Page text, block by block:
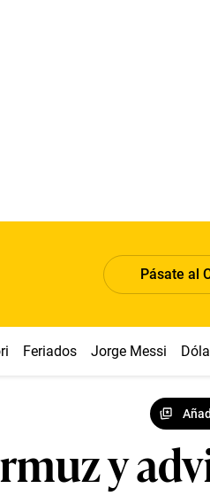
Pásate al
Feriados Jorge Messi
y